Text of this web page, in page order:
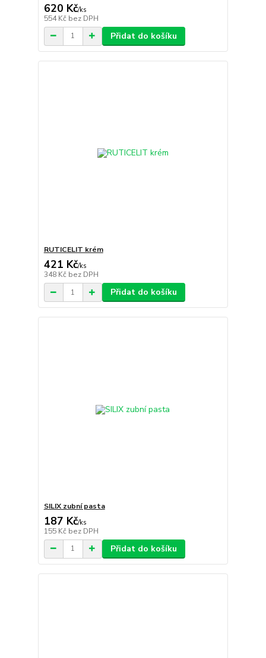
620 Kč/ks
554 Kč bez DPH
Přidat do košíku
RUTICELIT krém
421 Kč/ks
348 Kč bez DPH
Přidat do košíku
SILIX zubní pasta
187 Kč/ks
155 Kč bez DPH
Přidat do košíku